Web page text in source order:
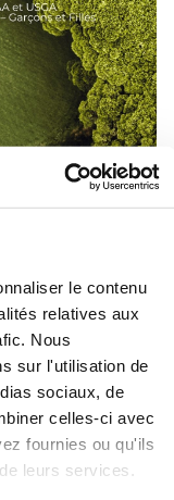
le contenu
relatives aux
Nous
sur l'utilisation de
sociaux, de
celles-ci avec
fournies ou qu'ils
leurs services.